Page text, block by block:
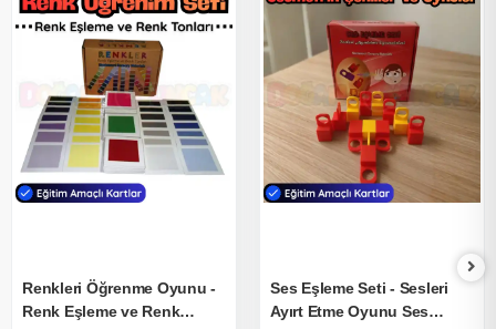
Renkleri Öğrenme Oyunu -
Renk Eşleme ve Renk
Ses Eşleme Seti - Sesleri
Ayırt Etme Oyunu Ses